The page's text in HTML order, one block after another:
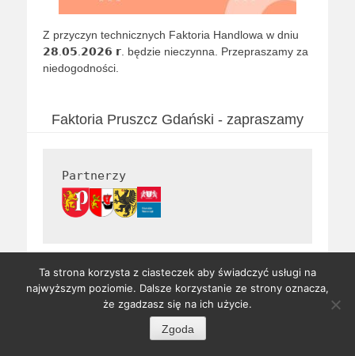
Z przyczyn technicznych Faktoria Handlowa w dniu
𝟮𝟴.𝟬𝟱.𝟮𝟬𝟮𝟲 𝗿. będzie nieczynna. Przepraszamy za
niedogodności.
Faktoria Pruszcz Gdański - zapraszamy
Partnerzy
Copyright © 2026 Faktoria Pruszcz Gdański
. Wszystkie prawa
zastrzeżone.
Ta strona korzysta z ciasteczek aby świadczyć usługi na
najwyższym poziomie. Dalsze korzystanie ze strony oznacza,
że zgadzasz się na ich użycie.
Zgoda